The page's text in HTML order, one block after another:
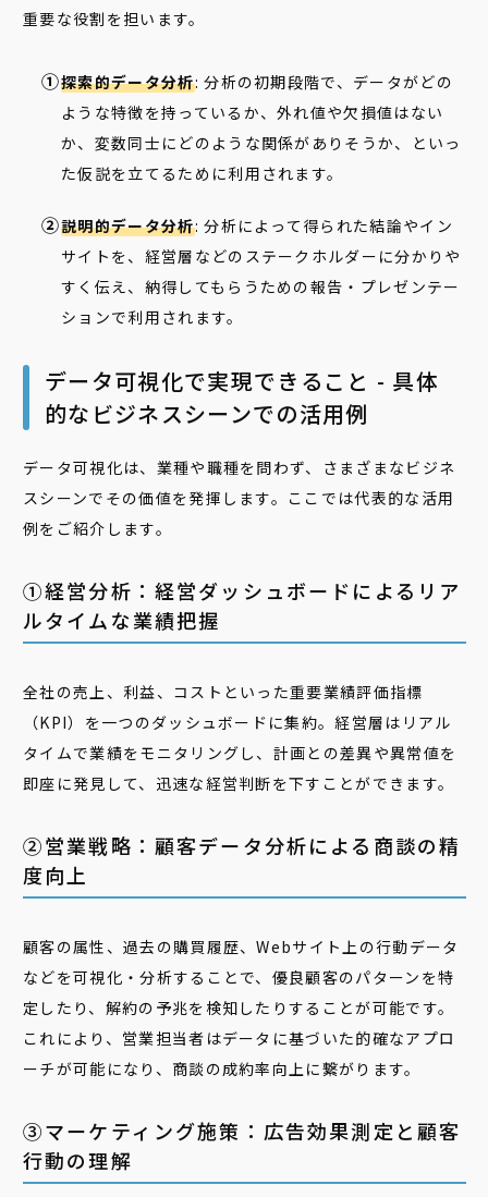
重要な役割を担います。
探索的データ分析: 分析の初期段階で、データがどの
ような特徴を持っているか、外れ値や欠損値はない
か、変数同士にどのような関係がありそうか、といっ
た仮説を立てるために利用されます。
説明的データ分析: 分析によって得られた結論やイン
サイトを、経営層などのステークホルダーに分かりや
すく伝え、納得してもらうための報告・プレゼンテー
ションで利用されます。
データ可視化で実現できること - 具体
的なビジネスシーンでの活用例
データ可視化は、業種や職種を問わず、さまざまなビジネ
スシーンでその価値を発揮します。ここでは代表的な活用
例をご紹介します。
①経営分析：経営ダッシュボードによるリア
ルタイムな業績把握
全社の売上、利益、コストといった重要業績評価指標
（KPI）を一つのダッシュボードに集約。経営層はリアル
タイムで業績をモニタリングし、計画との差異や異常値を
即座に発見して、迅速な経営判断を下すことができます。
②営業戦略：顧客データ分析による商談の精
度向上
顧客の属性、過去の購買履歴、Webサイト上の行動データ
などを可視化・分析することで、優良顧客のパターンを特
定したり、解約の予兆を検知したりすることが可能です。
これにより、営業担当者はデータに基づいた的確なアプロ
ーチが可能になり、商談の成約率向上に繋がります。
③マーケティング施策：広告効果測定と顧客
行動の理解